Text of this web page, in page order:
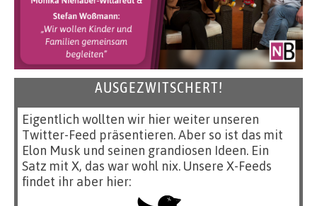
AUSGEZWITSCHERT!
Eigentlich wollten wir hier weiter unseren
Twitter-Feed präsentieren. Aber so ist das mit
Elon Musk und seinen grandiosen Ideen. Ein
Satz mit X, das war wohl nix. Unsere X-Feeds
findet ihr aber hier: